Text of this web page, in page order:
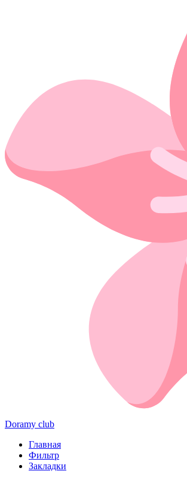
Doramy club
Главная
Фильтр
Закладки